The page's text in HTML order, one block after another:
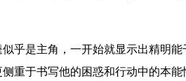
乎是主角，一开始就显示出精明
重于书写他的困惑和行动中的本